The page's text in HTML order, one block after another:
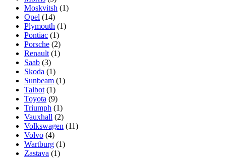
Moskvitsh (1)
Opel (14)
Plymouth (1)
Pontiac (1)
Porsche (2)
Renault (1)
Saab (3)
Skoda (1)
Sunbeam (1)
Talbot (1)
Toyota (9)
Triumph (1)
Vauxhall (2)
Volkswagen (11)
Volvo (4)
Wartburg (1)
Zastava (1)